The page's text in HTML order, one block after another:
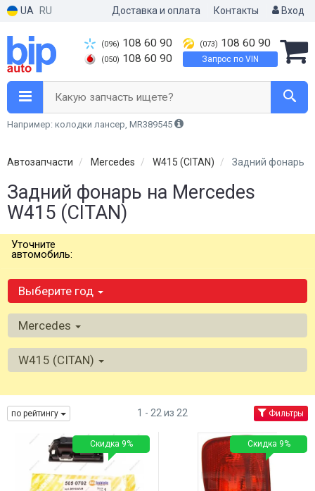
UA RU Доставка и оплата Контакты Вход
(096) 108 60 90
(050) 108 60 90
(073) 108 60 90
Запрос по VIN
Какую запчасть ищете?
Например: колодки лансер, MR389545
Автозапчасти Mercedes W415 (CITAN) Задний фонарь
Задний фонарь на Mercedes
W415 (CITAN)
Уточните
автомобиль:
Выберите год
Mercedes
W415 (CITAN)
по рейтингу 1 - 22 из 22 Фильтры
Скидка 9% Скидка 9%